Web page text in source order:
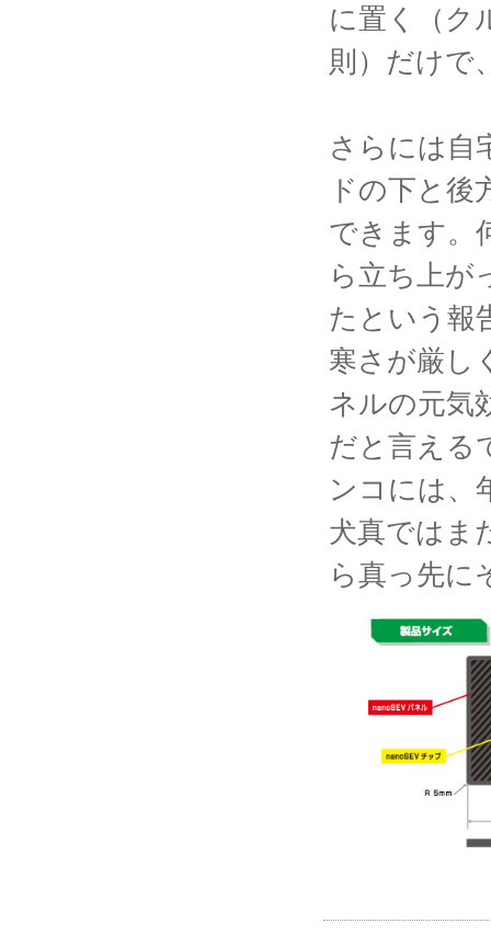
に置く（ク
則）だけで
さらには自
ドの下と後
できます。
ら立ち上が
たという報
寒さが厳し
ネルの元気
だと言える
ンコには、
犬真ではま
ら真っ先に